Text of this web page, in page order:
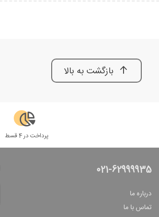
بازگشت به بالا
پرداخت در 4 قسط
021-62999935
درباره ما
تماس با ما